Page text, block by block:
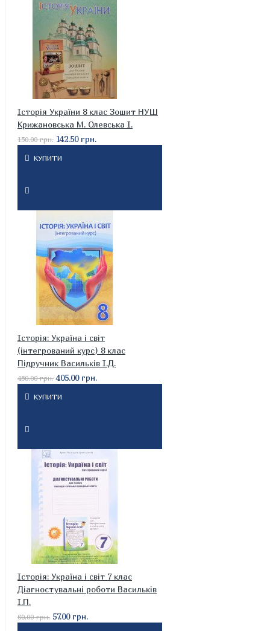
Історія України 8 клас Зошит НУШ
Крижановська М. Олевська І.
150.00 грн. 142.50 грн.
КУПИТИ
Історія: Україна і світ
(інтегрований курс) 8 клас
Підручник Васильків І.Д.
450.00 грн. 405.00 грн.
КУПИТИ
Історія: Україна і світ 7 клас
Діагностувальні роботи Васильків
І.П.
60.00 грн. 57.00 грн.